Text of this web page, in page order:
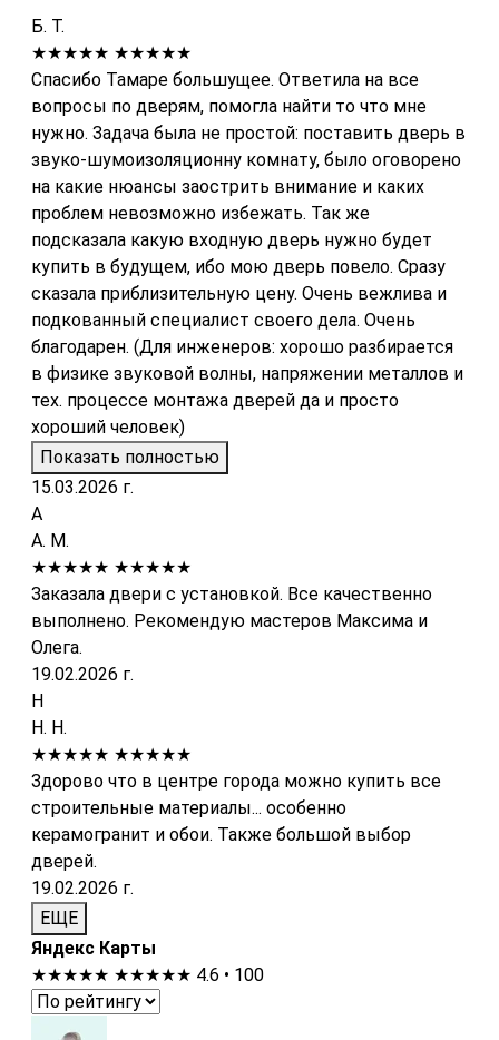
Б. Т.
★★★★★ ★★★★★
Спасибо Тамаре большущее. Ответила на все
вопросы по дверям, помогла найти то что мне
нужно. Задача была не простой: поставить дверь в
звуко-шумоизоляционну комнату, было оговорено
на какие нюансы заострить внимание и каких
проблем невозможно избежать. Так же
подсказала какую входную дверь нужно будет
купить в будущем, ибо мою дверь повело. Сразу
сказала приблизительную цену. Очень вежлива и
подкованный специалист своего дела. Очень
благодарен. (Для инженеров: хорошо разбирается
в физике звуковой волны, напряжении металлов и
тех. процессе монтажа дверей да и просто
хороший человек)
Показать полностью
15.03.2026 г.
А
А. М.
★★★★★ ★★★★★
Заказала двери с установкой. Все качественно
выполнено. Рекомендую мастеров Максима и
Олега.
19.02.2026 г.
Н
Н. Н.
★★★★★ ★★★★★
Здорово что в центре города можно купить все
строительные материалы... особенно
керамогранит и обои. Также большой выбор
дверей.
19.02.2026 г.
ЕЩЕ
Яндекс Карты
★★★★★ ★★★★★ 4.6 • 100